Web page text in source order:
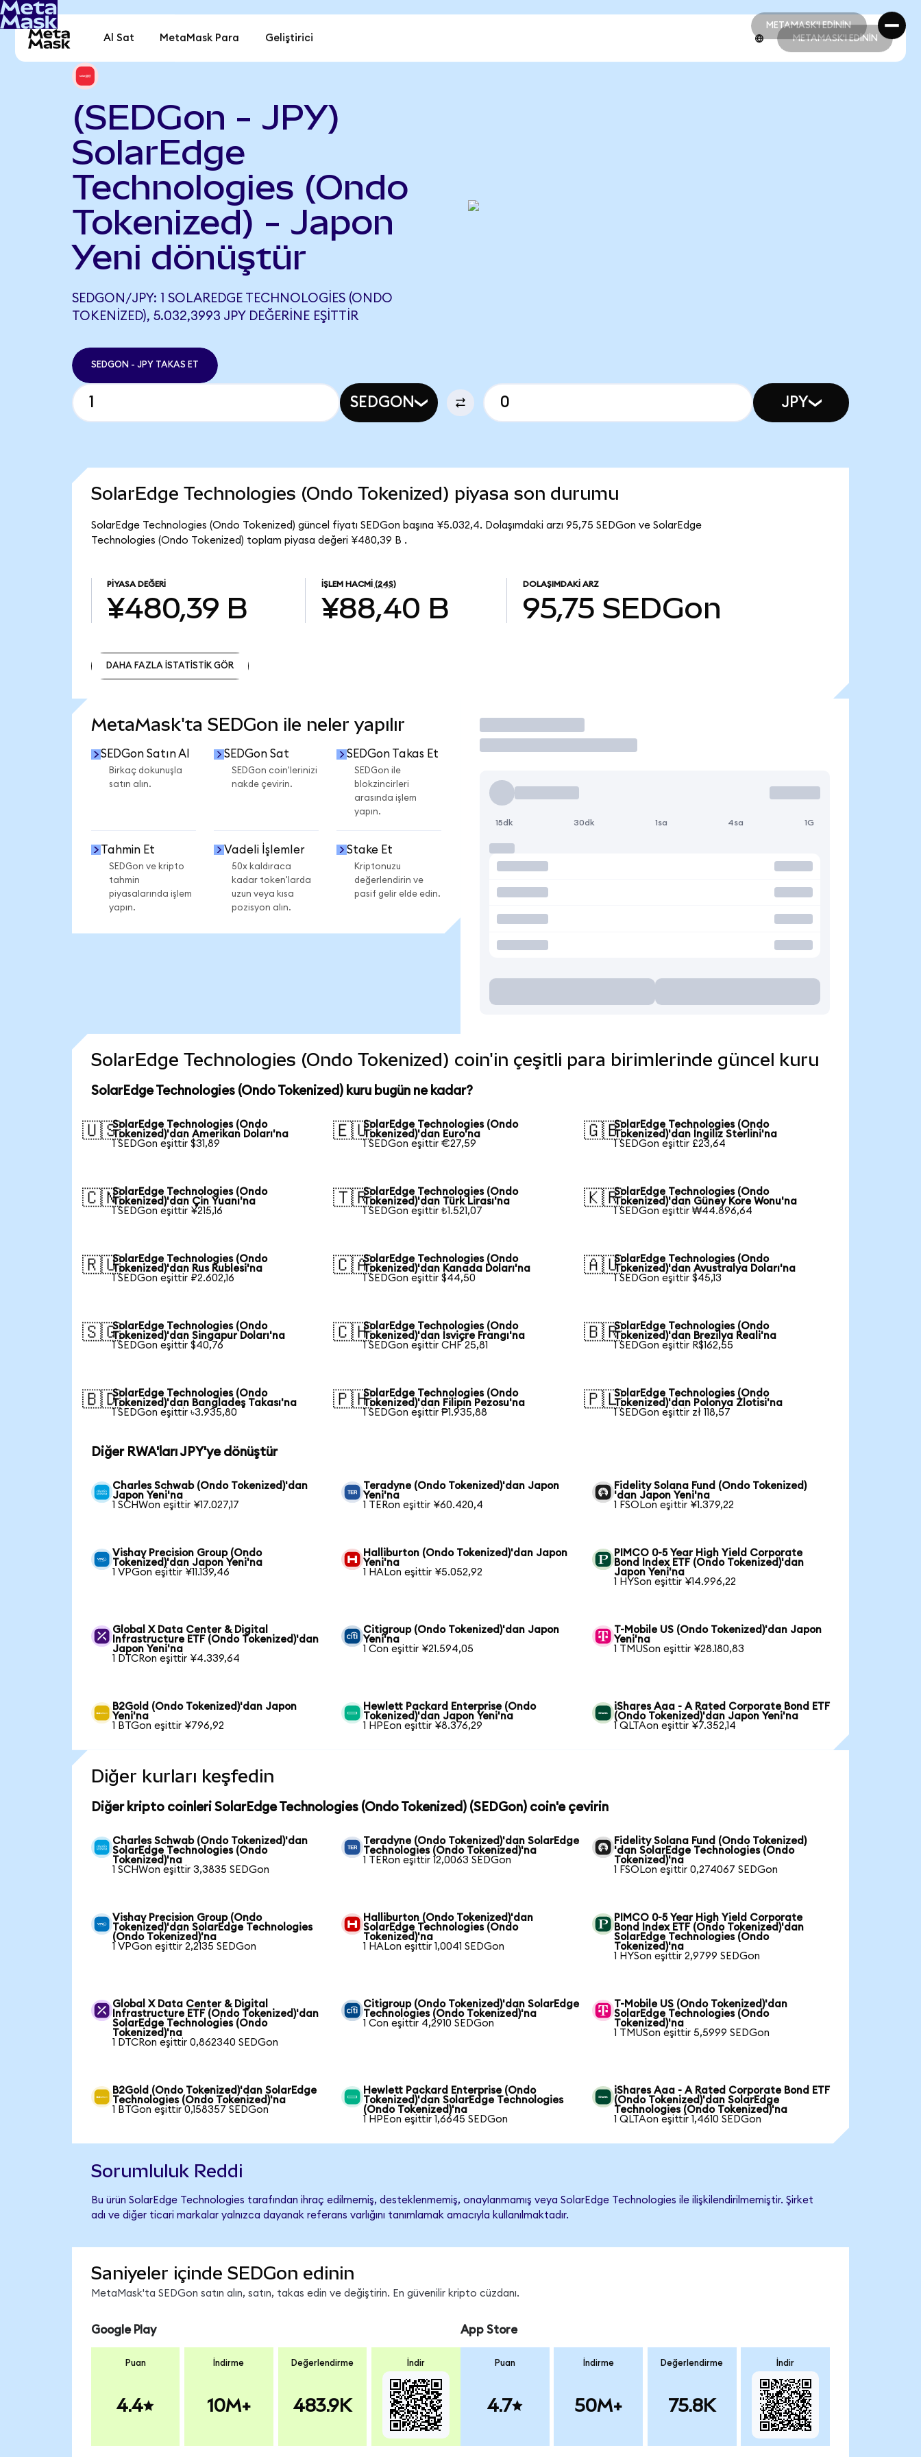
METAMASK'I EDİNİN
METAMASK'I EDİNİN
Al Sat MetaMask Para Geliştirici METAMASK'I EDİNİN
(SEDGon - JPY)
SolarEdge
Technologies (Ondo
Tokenized) - Japon
Yeni dönüştür
SEDGON/JPY: 1 SOLAREDGE TECHNOLOGIES (ONDO
TOKENIZED), 5.032,3993 JPY DEĞERINE EŞITTIR
SEDGON - JPY TAKAS ET
SEDGON JPY
SolarEdge Technologies (Ondo Tokenized) piyasa son durumu
SolarEdge Technologies (Ondo Tokenized) güncel fiyatı SEDGon başına ¥5.032,4. Dolaşımdaki arzı 95,75 SEDGon ve SolarEdge
Technologies (Ondo Tokenized) toplam piyasa değeri ¥480,39 B .
PIYASA DEĞERI
¥480,39 B
İŞLEM HACMI (24S)
¥88,40 B
DOLAŞIMDAKI ARZ
95,75 SEDGon
DAHA FAZLA İSTATİSTİK GÖR
MetaMask'ta SEDGon ile neler yapılır
SEDGon Satın Al
Birkaç dokunuşla
satın alın.
SEDGon Sat
SEDGon coin'lerinizi
nakde çevirin.
SEDGon Takas Et
SEDGon ile
blokzincirleri
arasında işlem
yapın.
Tahmin Et
SEDGon ve kripto
tahmin
piyasalarında işlem
yapın.
Vadeli İşlemler
50x kaldıraca
kadar token'larda
uzun veya kısa
pozisyon alın.
Stake Et
Kriptonuzu
değerlendirin ve
pasif gelir elde edin.
İşlem Yap
15dk 30dk 1sa 4sa 1G
SolarEdge Technologies (Ondo Tokenized) coin'in çeşitli para birimlerinde güncel kuru
SolarEdge Technologies (Ondo Tokenized) kuru bugün ne kadar?
🇺🇸SolarEdge Technologies (Ondo
Tokenized)'dan Amerikan Doları'na
1 SEDGon eşittir $31,89
🇪🇺SolarEdge Technologies (Ondo
Tokenized)'dan Euro'na
1 SEDGon eşittir €27,59
🇬🇧SolarEdge Technologies (Ondo
Tokenized)'dan İngiliz Sterlini'na
1 SEDGon eşittir £23,64
🇨🇳SolarEdge Technologies (Ondo
Tokenized)'dan Çin Yuanı'na
1 SEDGon eşittir ¥215,16
🇹🇷SolarEdge Technologies (Ondo
Tokenized)'dan Türk Lirası'na
1 SEDGon eşittir ₺1.521,07
🇰🇷SolarEdge Technologies (Ondo
Tokenized)'dan Güney Kore Wonu'na
1 SEDGon eşittir ₩44.896,64
🇷🇺SolarEdge Technologies (Ondo
Tokenized)'dan Rus Rublesi'na
1 SEDGon eşittir ₽2.602,16
🇨🇦SolarEdge Technologies (Ondo
Tokenized)'dan Kanada Doları'na
1 SEDGon eşittir $44,50
🇦🇺SolarEdge Technologies (Ondo
Tokenized)'dan Avustralya Doları'na
1 SEDGon eşittir $45,13
🇸🇬SolarEdge Technologies (Ondo
Tokenized)'dan Singapur Doları'na
1 SEDGon eşittir $40,76
🇨🇭SolarEdge Technologies (Ondo
Tokenized)'dan İsviçre Frangı'na
1 SEDGon eşittir CHF 25,81
🇧🇷SolarEdge Technologies (Ondo
Tokenized)'dan Brezilya Reali'na
1 SEDGon eşittir R$162,55
🇧🇩SolarEdge Technologies (Ondo
Tokenized)'dan Bangladeş Takası'na
1 SEDGon eşittir ৳3.935,80
🇵🇭SolarEdge Technologies (Ondo
Tokenized)'dan Filipin Pezosu'na
1 SEDGon eşittir ₱1.935,88
🇵🇱SolarEdge Technologies (Ondo
Tokenized)'dan Polonya Zlotisi'na
1 SEDGon eşittir zł 118,57
Diğer RWA'ları JPY'ye dönüştür
Charles Schwab (Ondo Tokenized)'dan
Japon Yeni'na
1 SCHWon eşittir ¥17.027,17
Teradyne (Ondo Tokenized)'dan Japon
Yeni'na
1 TERon eşittir ¥60.420,4
Fidelity Solana Fund (Ondo Tokenized)
'dan Japon Yeni'na
1 FSOLon eşittir ¥1.379,22
Vishay Precision Group (Ondo
Tokenized)'dan Japon Yeni'na
1 VPGon eşittir ¥11.139,46
Halliburton (Ondo Tokenized)'dan Japon
Yeni'na
1 HALon eşittir ¥5.052,92
PIMCO 0-5 Year High Yield Corporate
Bond Index ETF (Ondo Tokenized)'dan
Japon Yeni'na
1 HYSon eşittir ¥14.996,22
Global X Data Center & Digital
Infrastructure ETF (Ondo Tokenized)'dan
Japon Yeni'na
1 DTCRon eşittir ¥4.339,64
Citigroup (Ondo Tokenized)'dan Japon
Yeni'na
1 Con eşittir ¥21.594,05
T-Mobile US (Ondo Tokenized)'dan Japon
Yeni'na
1 TMUSon eşittir ¥28.180,83
B2Gold (Ondo Tokenized)'dan Japon
Yeni'na
1 BTGon eşittir ¥796,92
Hewlett Packard Enterprise (Ondo
Tokenized)'dan Japon Yeni'na
1 HPEon eşittir ¥8.376,29
iShares Aaa - A Rated Corporate Bond ETF
(Ondo Tokenized)'dan Japon Yeni'na
1 QLTAon eşittir ¥7.352,14
Diğer kurları keşfedin
Diğer kripto coinleri SolarEdge Technologies (Ondo Tokenized) (SEDGon) coin'e çevirin
Charles Schwab (Ondo Tokenized)'dan
SolarEdge Technologies (Ondo
Tokenized)'na
1 SCHWon eşittir 3,3835 SEDGon
Teradyne (Ondo Tokenized)'dan SolarEdge
Technologies (Ondo Tokenized)'na
1 TERon eşittir 12,0063 SEDGon
Fidelity Solana Fund (Ondo Tokenized)
'dan SolarEdge Technologies (Ondo
Tokenized)'na
1 FSOLon eşittir 0,274067 SEDGon
Vishay Precision Group (Ondo
Tokenized)'dan SolarEdge Technologies
(Ondo Tokenized)'na
1 VPGon eşittir 2,2135 SEDGon
Halliburton (Ondo Tokenized)'dan
SolarEdge Technologies (Ondo
Tokenized)'na
1 HALon eşittir 1,0041 SEDGon
PIMCO 0-5 Year High Yield Corporate
Bond Index ETF (Ondo Tokenized)'dan
SolarEdge Technologies (Ondo
Tokenized)'na
1 HYSon eşittir 2,9799 SEDGon
Global X Data Center & Digital
Infrastructure ETF (Ondo Tokenized)'dan
SolarEdge Technologies (Ondo
Tokenized)'na
1 DTCRon eşittir 0,862340 SEDGon
Citigroup (Ondo Tokenized)'dan SolarEdge
Technologies (Ondo Tokenized)'na
1 Con eşittir 4,2910 SEDGon
T-Mobile US (Ondo Tokenized)'dan
SolarEdge Technologies (Ondo
Tokenized)'na
1 TMUSon eşittir 5,5999 SEDGon
B2Gold (Ondo Tokenized)'dan SolarEdge
Technologies (Ondo Tokenized)'na
1 BTGon eşittir 0,158357 SEDGon
Hewlett Packard Enterprise (Ondo
Tokenized)'dan SolarEdge Technologies
(Ondo Tokenized)'na
1 HPEon eşittir 1,6645 SEDGon
iShares Aaa - A Rated Corporate Bond ETF
(Ondo Tokenized)'dan SolarEdge
Technologies (Ondo Tokenized)'na
1 QLTAon eşittir 1,4610 SEDGon
Sorumluluk Reddi
Bu ürün SolarEdge Technologies tarafından ihraç edilmemiş, desteklenmemiş, onaylanmamış veya SolarEdge Technologies ile ilişkilendirilmemiştir. Şirket
adı ve diğer ticari markalar yalnızca dayanak referans varlığını tanımlamak amacıyla kullanılmaktadır.
Saniyeler içinde SEDGon edinin
MetaMask'ta SEDGon satın alın, satın, takas edin ve değiştirin. En güvenilir kripto cüzdanı.
Google Play
Puan
4.4
İndirme
10M+
Değerlendirme
483.9K
İndir
App Store
Puan
4.7
İndirme
50M+
Değerlendirme
75.8K
İndir